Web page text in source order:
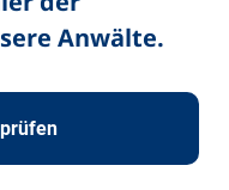
Anwälte.